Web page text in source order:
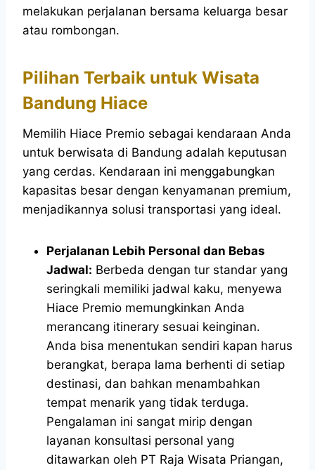
melakukan perjalanan bersama keluarga besar
atau rombongan.
Pilihan Terbaik untuk Wisata
Bandung Hiace
Memilih Hiace Premio sebagai kendaraan Anda
untuk berwisata di Bandung adalah keputusan
yang cerdas. Kendaraan ini menggabungkan
kapasitas besar dengan kenyamanan premium,
menjadikannya solusi transportasi yang ideal.
Perjalanan Lebih Personal dan Bebas
Jadwal: Berbeda dengan tur standar yang
seringkali memiliki jadwal kaku, menyewa
Hiace Premio memungkinkan Anda
merancang itinerary sesuai keinginan.
Anda bisa menentukan sendiri kapan harus
berangkat, berapa lama berhenti di setiap
destinasi, dan bahkan menambahkan
tempat menarik yang tidak terduga.
Pengalaman ini sangat mirip dengan
layanan konsultasi personal yang
ditawarkan oleh PT Raja Wisata Priangan,